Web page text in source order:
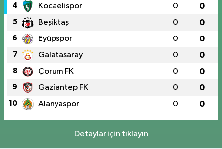
4 Kocaelispor 0 0
5 Beşiktaş 0 0
6 Eyüpspor 0 0
7 Galatasaray 0 0
8 Çorum FK 0 0
9 Gaziantep FK 0 0
10 Alanyaspor 0 0
Detaylar için tıklayın